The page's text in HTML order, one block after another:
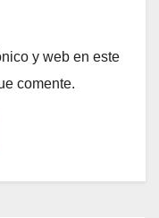
y web en este
comente.